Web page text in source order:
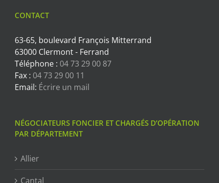
CONTACT
63-65, boulevard François Mitterrand
63000 Clermont - Ferrand
Téléphone : 04 73 29 00 87
Fax : 04 73 29 00 11
Email: Écrire un mail
NÉGOCIATEURS FONCIER ET CHARGÉS D’OPÉRATION
PAR DÉPARTEMENT
Allier
Cantal